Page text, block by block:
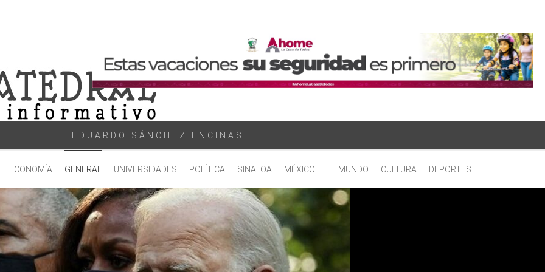
EDUARDO SÁNCHEZ ENCINAS
ECONOMÍA GENERAL UNIVERSIDADES POLÍTICA SINALOA MÉXICO EL MUNDO CULTURA DEPORTES